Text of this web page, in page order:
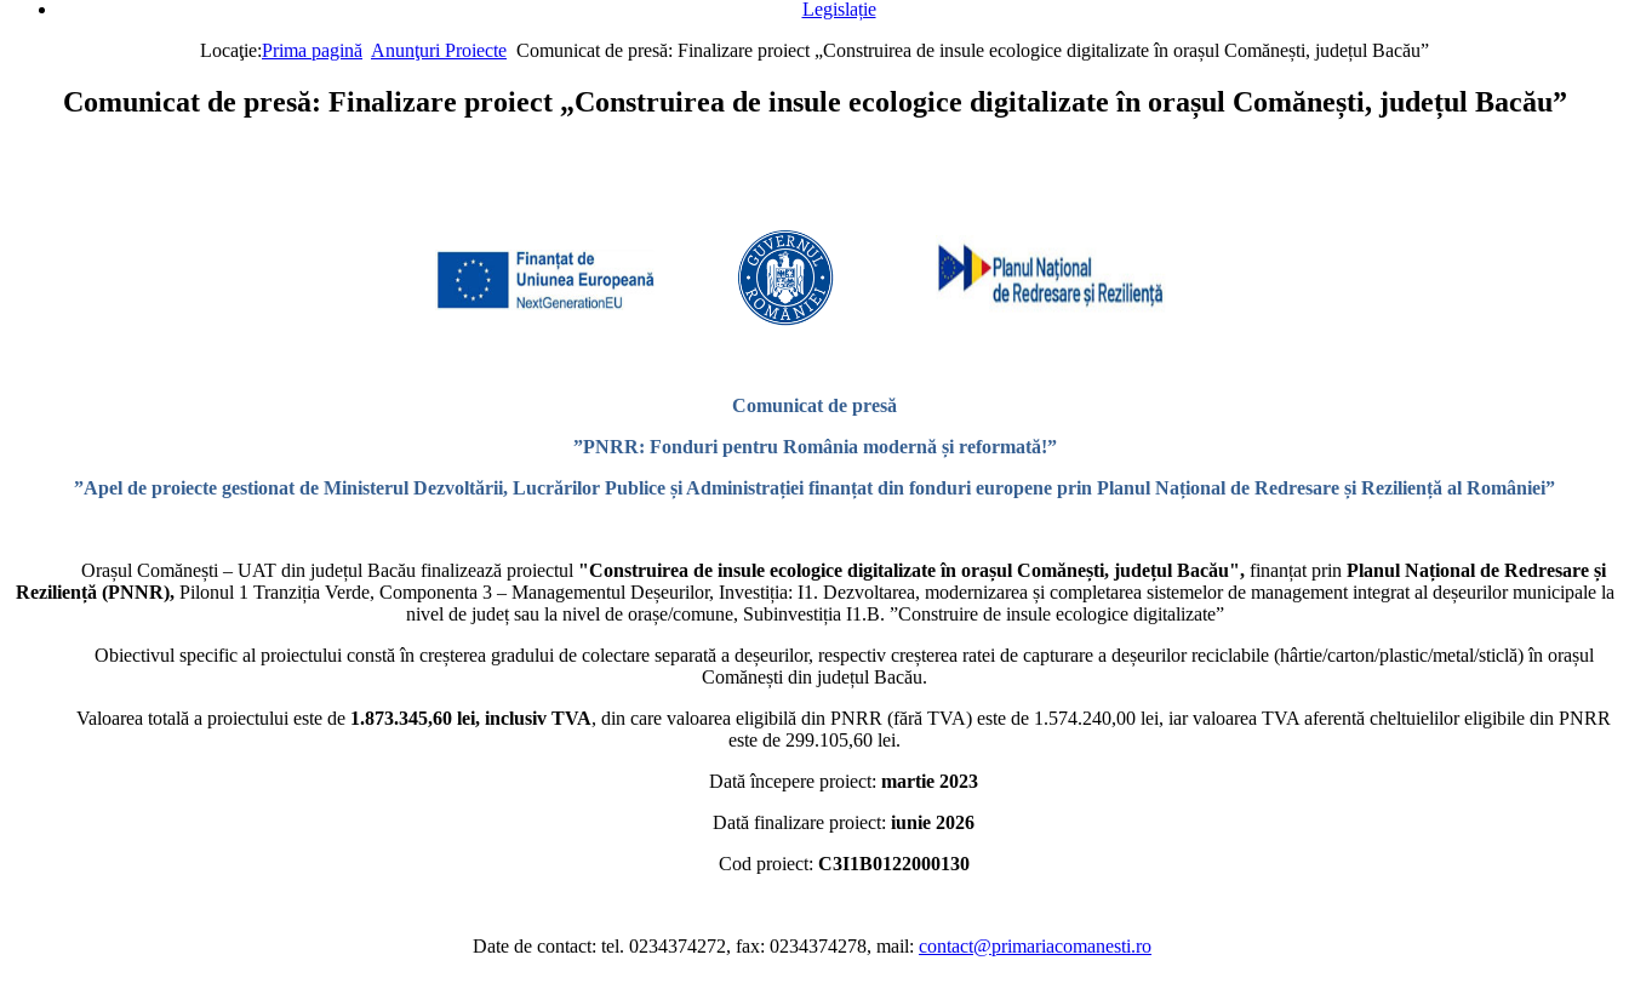
Legislație
Locaţie:Prima pagină Anunţuri Proiecte Comunicat de presă: Finalizare proiect „Construirea de insule ecologice digitalizate în orașul Comănești, județul Bacău”
Comunicat de presă: Finalizare proiect „Construirea de insule ecologice digitalizate în orașul Comănești, județul Bacău”
Comunicat de presă
”PNRR: Fonduri pentru România modernă și reformată!”
”Apel de proiecte gestionat de Ministerul Dezvoltării, Lucrărilor Publice și Administrației finanțat din fonduri europene prin Planul Național de Redresare și Reziliență al României”
Orașul Comănești – UAT din județul Bacău finalizează proiectul "Construirea de insule ecologice digitalizate în orașul Comănești, județul Bacău", finanțat prin Planul Național de Redresare și
Reziliență (PNNR),Pilonul 1 Tranziția Verde, Componenta 3 – Managementul Deșeurilor, Investiția: I1. Dezvoltarea, modernizarea și completarea sistemelor de management integrat al deșeurilor municipale la
nivel de județ sau la nivel de orașe/comune, Subinvestiția I1.B. ”Construire de insule ecologice digitalizate”
Obiectivul specific al proiectului constă în creșterea gradului de colectare separată a deșeurilor, respectiv creșterea ratei de capturare a deșeurilor reciclabile (hârtie/carton/plastic/metal/sticlă) în orașul
Comănești din județul Bacău.
Valoarea totală a proiectului este de 1.873.345,60 lei, inclusiv TVA, din care valoarea eligibilă din PNRR (fără TVA) este de 1.574.240,00 lei, iar valoarea TVA aferentă cheltuielilor eligibile din PNRR
este de 299.105,60 lei.
Dată începere proiect: martie 2023
Dată finalizare proiect: iunie 2026
Cod proiect: C3I1B0122000130
Date de contact: tel. 0234374272, fax: 0234374278, mail: contact@primariacomanesti.ro